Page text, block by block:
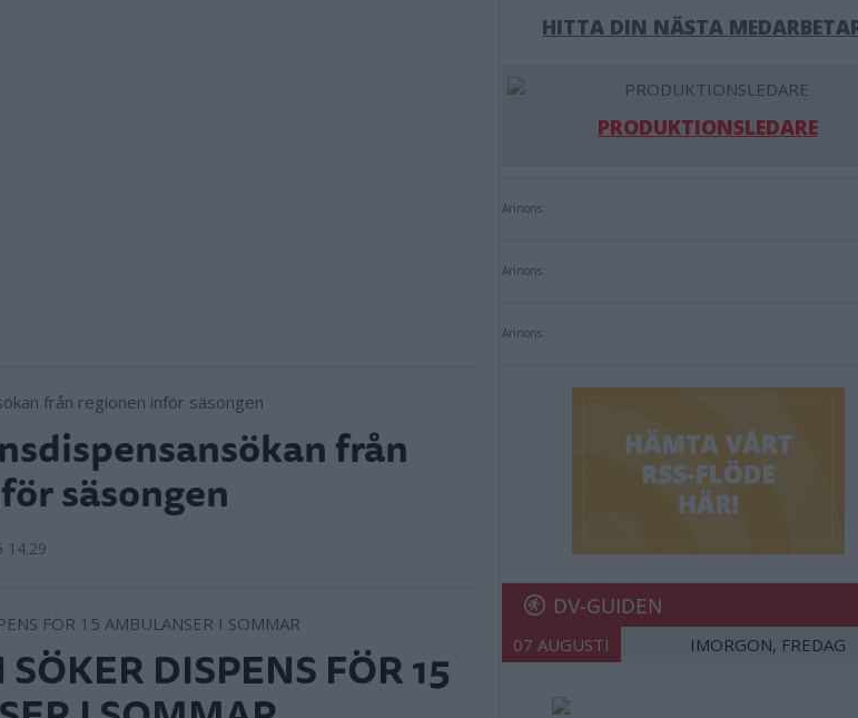
från
säsongen
14.29
DISPENS FÖR 15
HITTA DIN NÄSTA
PRODUKTIONSLEDARE
Annons:
Annons:
Annons:
DV-GUIDEN
07 AUGUSTI IMORGON, FREDAG